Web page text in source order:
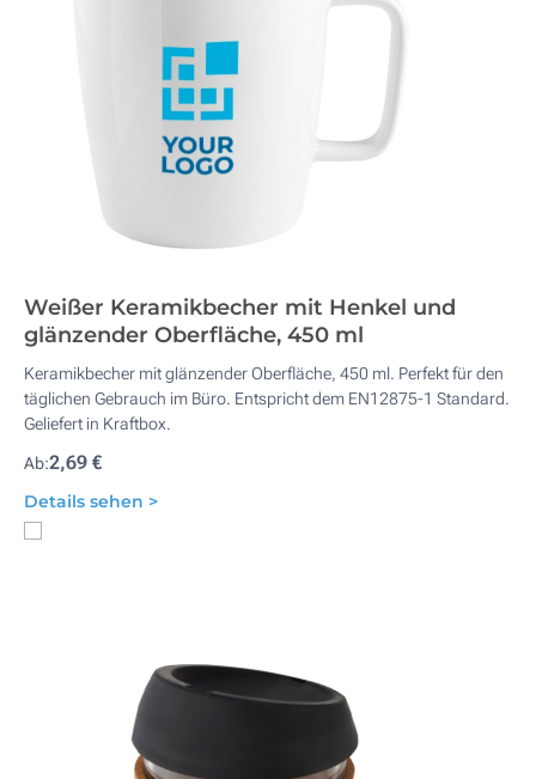
Weißer Keramikbecher mit Henkel und
glänzender Oberfläche, 450 ml
Keramikbecher mit glänzender Oberfläche, 450 ml. Perfekt für den
täglichen Gebrauch im Büro. Entspricht dem EN12875-1 Standard.
Geliefert in Kraftbox.
Ab:2,69 €
Details sehen >